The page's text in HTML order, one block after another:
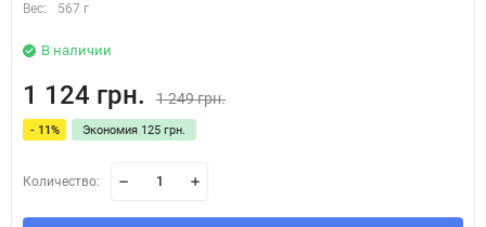
Вес:
567 г
В наличии
1 124 грн. 1 249 грн.
- 11% Экономия 125 грн.
Количество: